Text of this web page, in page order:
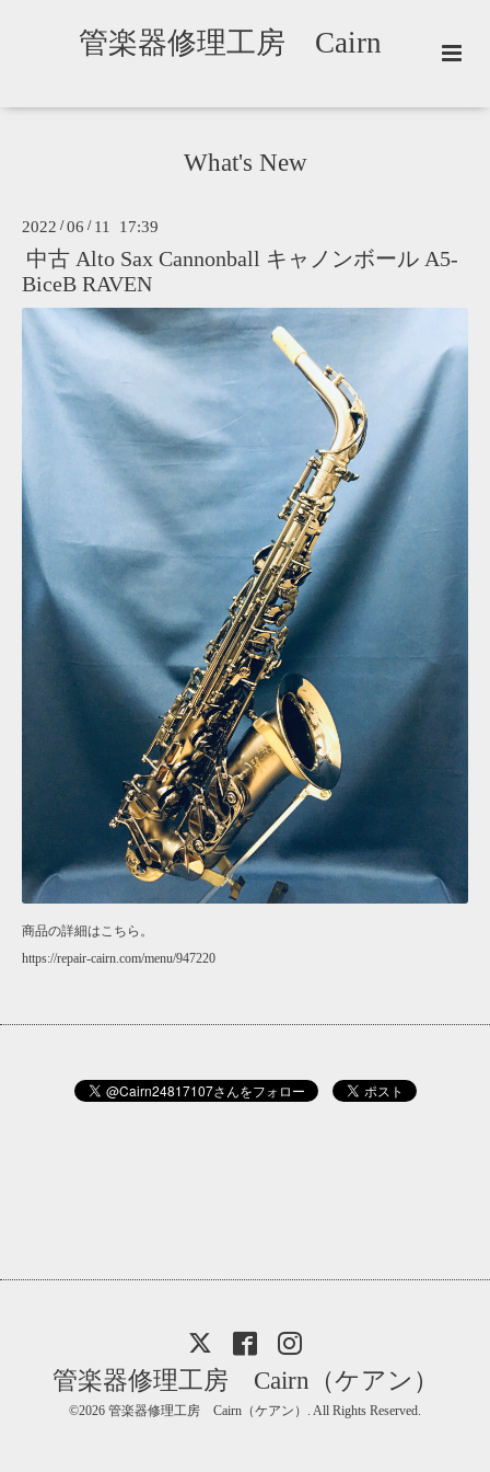
管楽器修理工房 Cairn
What's New
2022 /06 / 11 17:39
中古 Alto Sax Cannonball キャノンボール A5-
BiceB RAVEN
商品の詳細はこちら。
https://repair-cairn.com/menu/947220
管楽器修理工房 Cairn（ケアン）
©2026 管楽器修理工房 Cairn（ケアン） . All Rights Reserved.